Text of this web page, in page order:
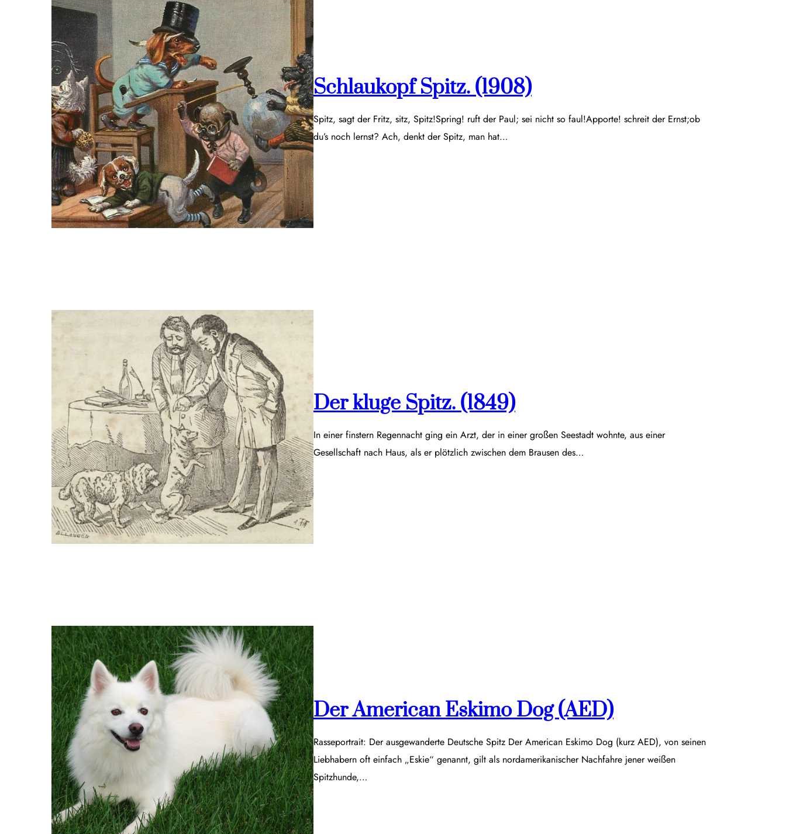
Schlaukopf Spitz. (1908)
Spitz, sagt der Fritz, sitz, Spitz!Spring! ruft der Paul; sei nicht so faul!Apporte! schreit der Ernst;ob
du’s noch lernst? Ach, denkt der Spitz, man hat…
Der kluge Spitz. (1849)
In einer finstern Regennacht ging ein Arzt, der in einer großen Seestadt wohnte, aus einer
Gesellschaft nach Haus, als er plötzlich zwischen dem Brausen des…
Der American Eskimo Dog (AED)
Rasseportrait: Der ausgewanderte Deutsche Spitz Der American Eskimo Dog (kurz AED), von seinen
Liebhabern oft einfach „Eskie“ genannt, gilt als nordamerikanischer Nachfahre jener weißen
Spitzhunde,…